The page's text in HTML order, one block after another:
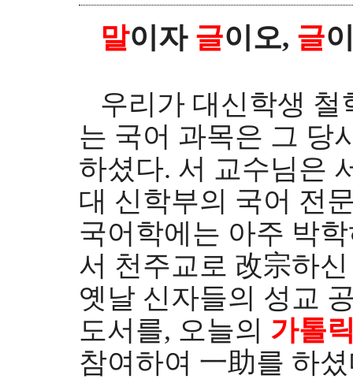
말이자 글이오, 글
우리가 대신학생 철
는 국어 과목은 그 당
하셨다. 서 교수님은
대 신학부의 국어 전
국어학에는 아주 박
서 천주교로 改宗하
옛날 신자들의 성교
도서를, 오늘의 가톨
참여하여 一助를 하